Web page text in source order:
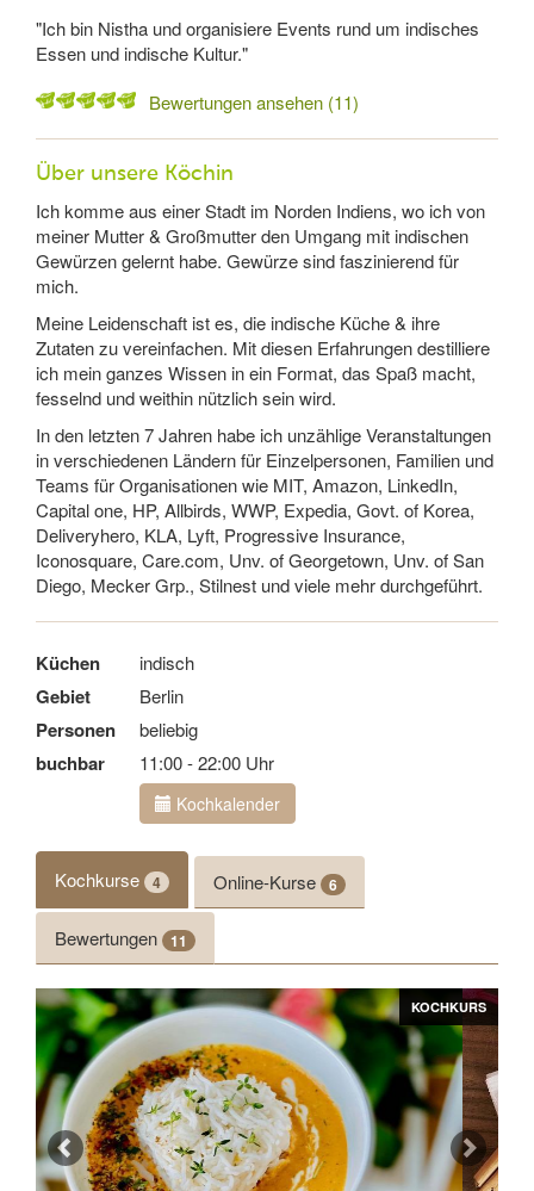
"Ich bin Nistha und organisiere Events rund um indisches
Essen und indische Kultur."
Bewertungen ansehen (11)
Über unsere Köchin
Ich komme aus einer Stadt im Norden Indiens, wo ich von
meiner Mutter & Großmutter den Umgang mit indischen
Gewürzen gelernt habe. Gewürze sind faszinierend für
mich.
Meine Leidenschaft ist es, die indische Küche & ihre
Zutaten zu vereinfachen. Mit diesen Erfahrungen destilliere
ich mein ganzes Wissen in ein Format, das Spaß macht,
fesselnd und weithin nützlich sein wird.
In den letzten 7 Jahren habe ich unzählige Veranstaltungen
in verschiedenen Ländern für Einzelpersonen, Familien und
Teams für Organisationen wie MIT, Amazon, LinkedIn,
Capital one, HP, Allbirds, WWP, Expedia, Govt. of Korea,
Deliveryhero, KLA, Lyft, Progressive Insurance,
Iconosquare, Care.com, Unv. of Georgetown, Unv. of San
Diego, Mecker Grp., Stilnest und viele mehr durchgeführt.
Küchen indisch
Gebiet Berlin
Personen beliebig
buchbar 11:00 - 22:00 Uhr
Kochkalender
Kochkurse 4 Online-Kurse 6
Bewertungen 11
KOCHKURS
KOCHKURS
Zurück Vor